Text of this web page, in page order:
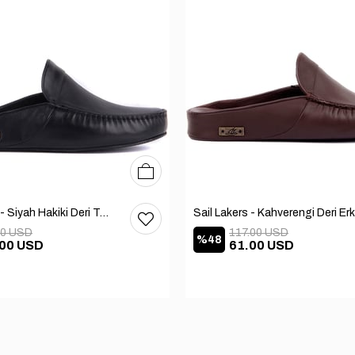
Sail Lakers - Siyah Hakiki Deri TABANLI Ev Terliği (balkon-bahçe) 110-547-RUBBER
USD
USD
4142
%48 61.00 USD
117.00 USD